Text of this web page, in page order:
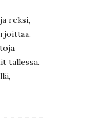
reksi,
tallessa.